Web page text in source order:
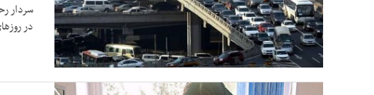
سردار
در